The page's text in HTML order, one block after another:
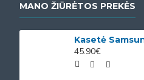
MANO ŽIŪRĖTOS PREKĖS
45.90€